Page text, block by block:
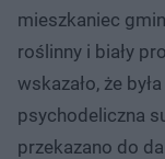
mieszkaniec
roślinny i biały
wskazało, że
psychodeliczna
przekazano do